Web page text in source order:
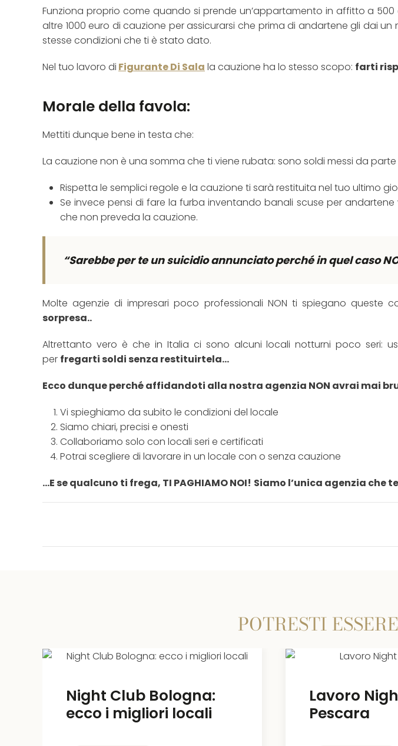
Funziona proprio come quando si prende un’appartamento in affitto a
altre 1000 euro di cauzione per assicurarsi che prima di andartene gli dai
stesse condizioni che ti è stato dato.
Nel tuo lavoro di Figurante Di Sala la cauzione ha lo stesso scopo: farti
Morale della favola:
Mettiti dunque bene in testa che:
La cauzione non è una somma che ti viene rubata: sono soldi messi da
Rispetta le semplici regole e la cauzione ti sarà restituita nel tuo ultimo
Se invece pensi di fare la furba inventando banali scuse per
che non preveda la cauzione.
“Sarebbe per te un suicidio annunciato perché in quel caso
Molte agenzie di impresari poco professionali NON ti spiegano queste
sorpresa..
Altrettanto vero è che in Italia ci sono alcuni locali notturni poco seri:
per fregarti soldi senza restituirtela…
Ecco dunque perché affidandoti alla nostra agenzia NON avrai mai
Vi spieghiamo da subito le condizioni del locale
Siamo chiari, precisi e onesti
Collaboriamo solo con locali seri e certificati
Potrai scegliere di lavorare in un locale con o senza cauzione
…E se qualcuno ti frega, TI PAGHIAMO NOI! Siamo l’unica agenzia che
POTRESTI
Lavoro Night Club
Pescara
Lavoro
Puglia